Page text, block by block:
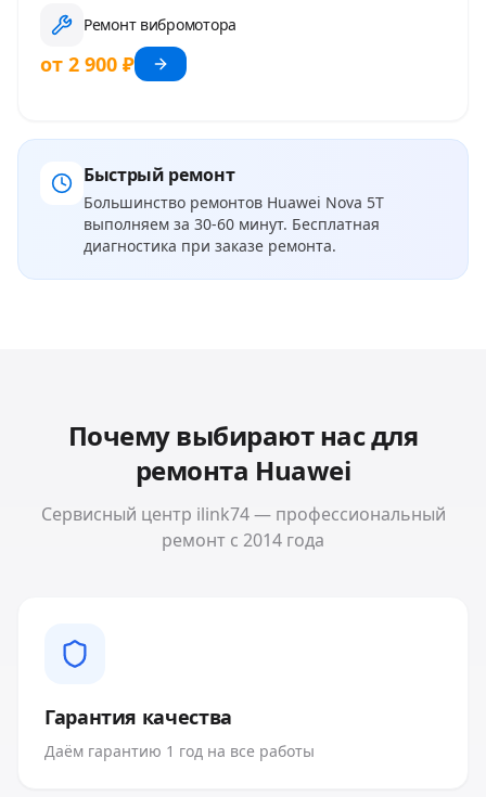
Ремонт вибромотора
от 2 900 ₽
Быстрый ремонт
Большинство ремонтов Huawei Nova 5T
выполняем за 30-60 минут. Бесплатная
диагностика при заказе ремонта.
Почему выбирают нас для
ремонта Huawei
Сервисный центр ilink74 — профессиональный
ремонт с 2014 года
Гарантия качества
Даём гарантию 1 год на все работы